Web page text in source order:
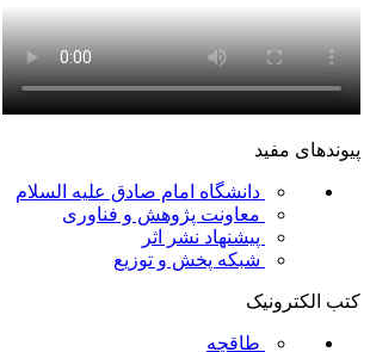
پیوندهای مفید
دانشگاه امام صادق علیه السلام
معاونت پژوهش و فناوری
پیشنهاد نشر اثر
شبکه پخش و توزیع
کتب الکترونیک
طاقچه